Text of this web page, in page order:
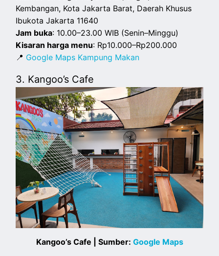
Kembangan, Kota Jakarta Barat, Daerah Khusus
Ibukota Jakarta 11640
Jam buka: 10.00–23.00 WIB (Senin–Minggu)
Kisaran harga menu: Rp10.000–Rp200.000
📍 Google Maps Kampung Makan
3. Kangoo’s Cafe
Kangoo’s Cafe | Sumber: Google Maps